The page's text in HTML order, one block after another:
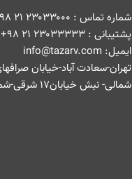
شماره تماس : ۲۳۰۳۳۰۰۰ ۲۱ ۹۸+
پشتیبانی : ۲۳۰۳۳۳۳۳ ۲۱ ۹۸+
ایمیل: info@tazarv.com
تهران-سعادت آباد-خیابان
شمالی- نبش خیابان۱۷ شرقی-شماره ۱